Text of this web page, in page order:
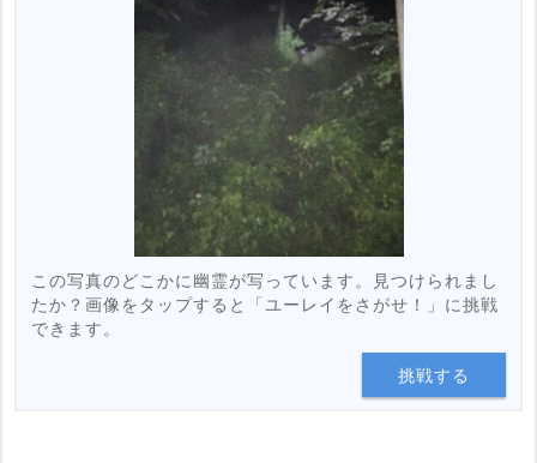
この写真のどこかに幽霊が写っています。見つけられまし
たか？画像をタップすると「ユーレイをさがせ！」に挑戦
できます。
挑戦する